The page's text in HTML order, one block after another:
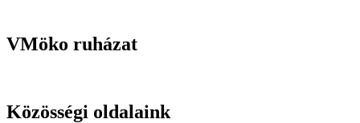
VMöko ruházat
Közösségi oldalaink